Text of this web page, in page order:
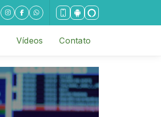
Vídeos Contato